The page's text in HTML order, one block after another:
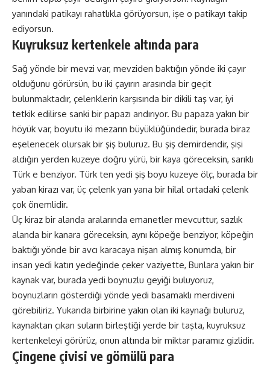
yanındaki patikayı rahatlıkla görüyorsun, işe o patikayı takip
ediyorsun.
Kuyruksuz kertenkele altında para
Sağ yönde bir mevzi var, mevziden baktığın yönde iki çayır
olduğunu görürsün, bu iki çayırın arasında bir geçit
bulunmaktadır, çelenklerin karşısında bir dikili taş var, iyi
tetkik edilirse sanki bir papazı andırıyor. Bu papaza yakın bir
höyük var, boyutu iki mezarın büyüklüğündedir, burada biraz
eşelenecek olursak bir şiş buluruz. Bu şiş demirdendir, şişi
aldığın yerden kuzeye doğru yürü, bir kaya göreceksin, sarıklı
Türk e benziyor. Türk ten yedi şiş boyu kuzeye ölç, burada bir
yaban kirazı var, üç çelenk yan yana bir hilal ortadaki çelenk
çok önemlidir.
Üç kiraz bir alanda aralarında emanetler mevcuttur, sazlık
alanda bir kanara göreceksin, aynı köpeğe benziyor, köpeğin
baktığı yönde bir avcı karacaya nişan almış konumda, bir
insan yedi katırı yedeğinde çeker vaziyette, Bunlara yakın bir
kaynak var, burada yedi boynuzlu geyiği buluyoruz,
boynuzların gösterdiği yönde yedi basamaklı merdiveni
görebiliriz. Yukarıda birbirine yakın olan iki kaynağı buluruz,
kaynaktan çıkan suların birleştiği yerde bir taşta, kuyruksuz
kertenkeleyi görürüz, onun altında bir miktar paramız gizlidir.
Çingene çivisi ve gömülü para